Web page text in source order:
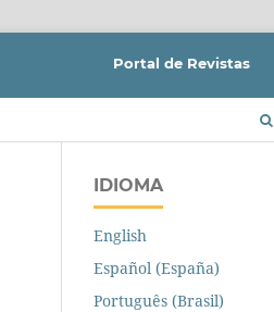
Portal de Revistas
IDIOMA
English
Español (España)
Português (Brasil)